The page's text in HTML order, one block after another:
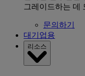
그레이드하는 데
문의하기
대기업용
리소스